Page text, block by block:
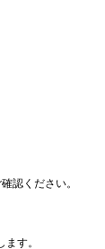
認ください。
す。